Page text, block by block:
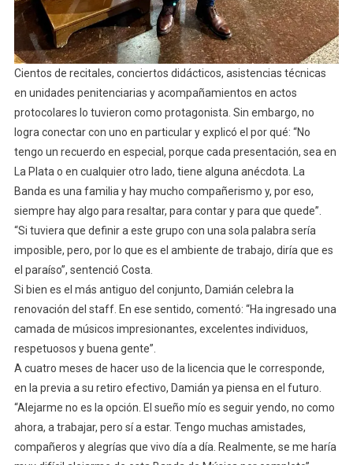
Cientos de recitales, conciertos didácticos, asistencias técnicas
en unidades penitenciarias y acompañamientos en actos
protocolares lo tuvieron como protagonista. Sin embargo, no
logra conectar con uno en particular y explicó el por qué: “No
tengo un recuerdo en especial, porque cada presentación, sea en
La Plata o en cualquier otro lado, tiene alguna anécdota. La
Banda es una familia y hay mucho compañerismo y, por eso,
siempre hay algo para resaltar, para contar y para que quede”.
“Si tuviera que definir a este grupo con una sola palabra sería
imposible, pero, por lo que es el ambiente de trabajo, diría que es
el paraíso”, sentenció Costa.
Si bien es el más antiguo del conjunto, Damián celebra la
renovación del staff. En ese sentido, comentó: “Ha ingresado una
camada de músicos impresionantes, excelentes individuos,
respetuosos y buena gente”.
A cuatro meses de hacer uso de la licencia que le corresponde,
en la previa a su retiro efectivo, Damián ya piensa en el futuro.
“Alejarme no es la opción. El sueño mío es seguir yendo, no como
ahora, a trabajar, pero sí a estar. Tengo muchas amistades,
compañeros y alegrías que vivo día a día. Realmente, se me haría